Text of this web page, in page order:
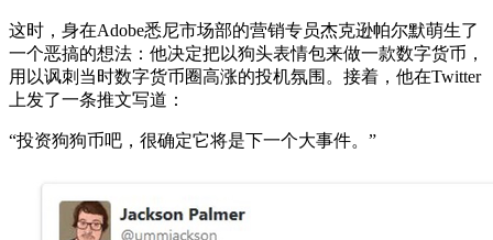
这时，身在Adobe悉尼市场部的营销专员杰克逊帕尔默萌生了
一个恶搞的想法：他决定把以狗头表情包来做一款数字货币，
用以讽刺当时数字货币圈高涨的投机氛围。接着，他在Twitter
上发了一条推文写道：
“投资狗狗币吧，很确定它将是下一个大事件。”